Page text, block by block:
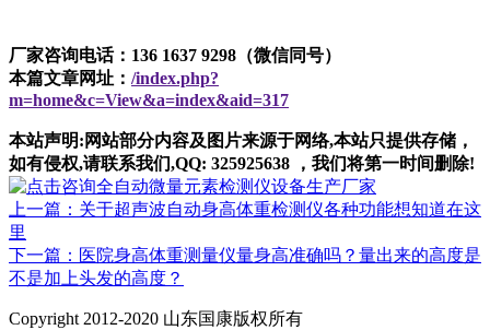
厂家咨询电话：136 1637 9298（微信同号）
本篇文章网址： /index.php?
m=home&c=View&a=index&aid=317
本站声明:网站部分内容及图片来源于网络,本站只提供存储，
如有侵权,请联系我们,QQ: 325925638 ，我们将第一时间删除!
上一篇：关于超声波自动身高体重检测仪各种功能想知道在这
里
下一篇：医院身高体重测量仪量身高准确吗？量出来的高度是
不是加上头发的高度？
Copyright 2012-2020 山东国康版权所有